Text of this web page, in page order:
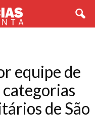
equipe de
categorias
de São